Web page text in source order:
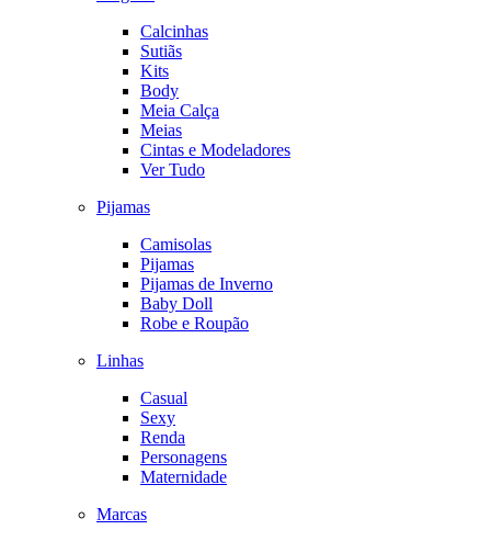
Calcinhas
Sutiãs
Kits
Body
Meia Calça
Meias
Cintas e Modeladores
Ver Tudo
Pijamas
Camisolas
Pijamas
Pijamas de Inverno
Baby Doll
Robe e Roupão
Linhas
Casual
Sexy
Renda
Personagens
Maternidade
Marcas